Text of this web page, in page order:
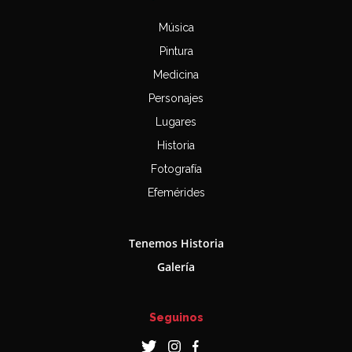
Música
Pintura
Medicina
Personajes
Lugares
Historia
Fotografía
Efemérides
Tenemos Historia
Galería
Seguinos